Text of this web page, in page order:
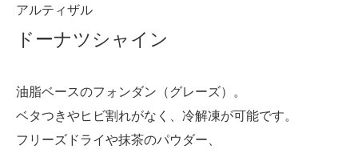
アルティザル
ドーナツシャイン
油脂ベースのフォンダン（グレーズ）。
ベタつきやヒビ割れがなく、冷解凍が可能です。
フリーズドライや抹茶のパウダー、